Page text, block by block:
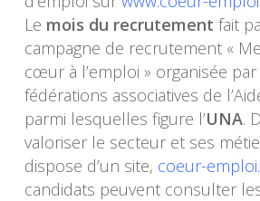
Le mois du recrutement fait
campagne de recrutement «
cœur à l’emploi » organisée
fédérations associatives de
parmi lesquelles figure l’UNA.
valoriser le secteur et ses
dispose d’un site, coeur-
candidats peuvent consulter